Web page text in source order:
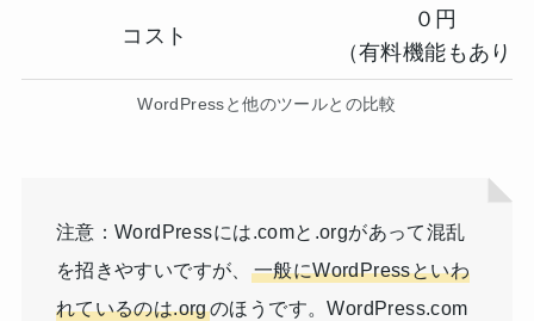
コスト
０円
（有料機能もあり）
WordPressと他のツールとの比較
注意：WordPressには.comと.orgがあって混乱
を招きやすいですが、
一般にWordPressといわ
れているのは.orgのほうです。WordPress.com